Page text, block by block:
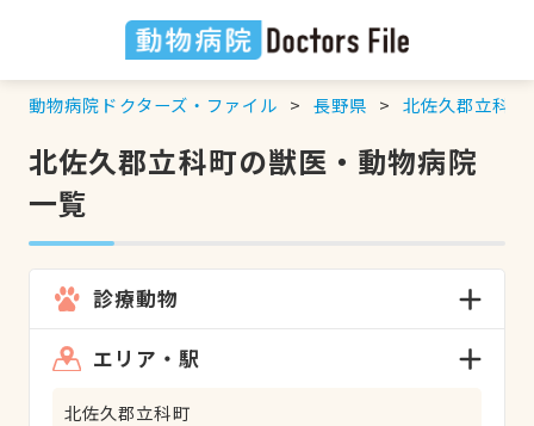
動物病院ドクターズ・ファイル 長野県 北佐久郡立科町
北佐久郡立科町の獣医・動物病院
一覧
診療動物
エリア・駅
北佐久郡立科町